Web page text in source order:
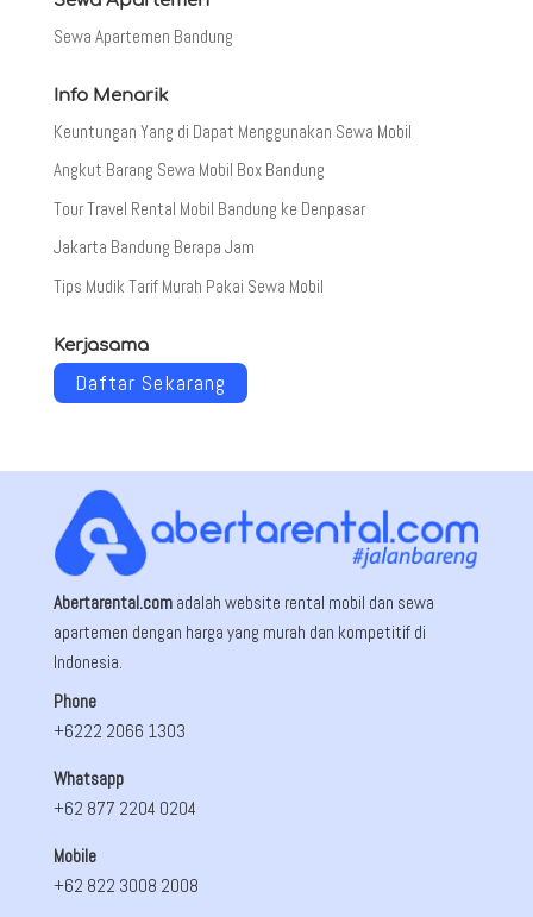
Sewa Apartemen Bandung
Info Menarik
Keuntungan Yang di Dapat Menggunakan Sewa Mobil
Angkut Barang Sewa Mobil Box Bandung
Tour Travel Rental Mobil Bandung ke Denpasar
Jakarta Bandung Berapa Jam
Tips Mudik Tarif Murah Pakai Sewa Mobil
Kerjasama
Daftar Sekarang
Abertarental.comadalah website rental mobil dan sewa
apartemen dengan harga yang murah dan kompetitif di
Indonesia.
Phone
+6222 2066 1303
Whatsapp
+62 877 2204 0204
Mobile
+62 822 3008 2008